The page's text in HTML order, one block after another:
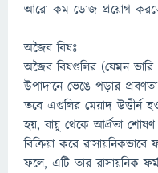
আরো কম ডােজ প্রয়োগ
অজৈব বিষঃ
অজৈব বিষগুলির (যেমন
উপাদানে ভেঙে পড়ার
তবে এগুলির মেয়াদ উত্তীর্ন
হয়, বায়ু থেকে আর্দ্রতা
বিক্রিয়া করে রাসায়নিকভাবে
ফলে, এটি তার রাসায়নিক